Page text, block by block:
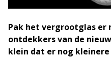
Pak het vergrootglas er
ontdekkers van de
klein dat er nog